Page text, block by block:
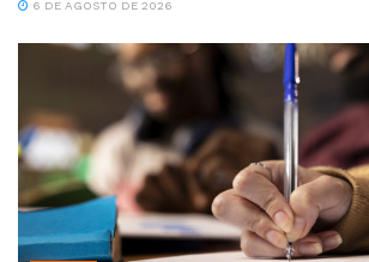
6 DE AGOSTO DE 2026